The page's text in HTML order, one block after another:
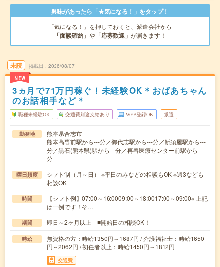
興味があったら「★気になる！」をタップ！
「気になる！」を押しておくと、派遣会社から
「面談確約」 や 「応募歓迎」 が届きます！
未読
NEW
掲載日 2026/08/07
3ヵ月で71万円稼ぐ！未経験OK＊おばあちゃん
のお話相手など＊
職種未経験OK 交通費別途支給あり WEB登録OK 派遣
勤務地
熊本県合志市
熊本高専前駅から---分／御代志駅から---分／新須屋駅から---
分／黒石(熊本県)駅から---分／再春医療センター前駅から---
分
曜日頻度
シフト制（月～日） ※平日のみなどの相談もOK ※週3なども
相談OK
時間
【シフト例】07:00～16:0009:00～18:0017:00～09:00※ 上記
は一例です！そ…
期間 即日～2ヶ月以上 ■開始日の相談OK！
時給
無資格の方：時給1350円～1687円 / 介護福祉士：時給1650
円～2062円 / 初任者以上：時給1450円～1812円
交通費